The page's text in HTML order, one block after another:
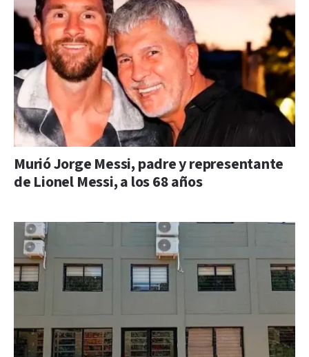
Murió Jorge Messi, padre y representante
de Lionel Messi, a los 68 años